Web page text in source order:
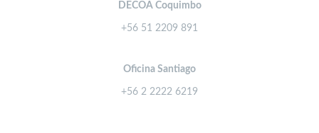
DECOA Coquimbo
+56 51 2209 891
Oficina Santiago
+56 2 2222 6219